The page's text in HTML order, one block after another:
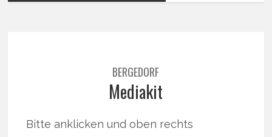
BERGEDORF
Mediakit
Bitte anklicken und oben rechts